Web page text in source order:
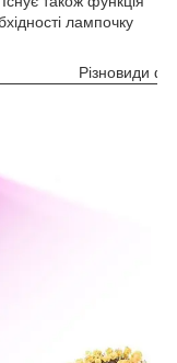
лампочку
Різновиди